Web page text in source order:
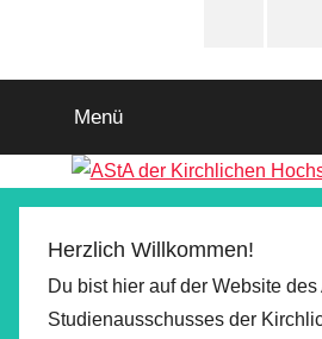
Menü
Herzlich Willkommen!
Du bist hier auf der Website
Studienausschusses der